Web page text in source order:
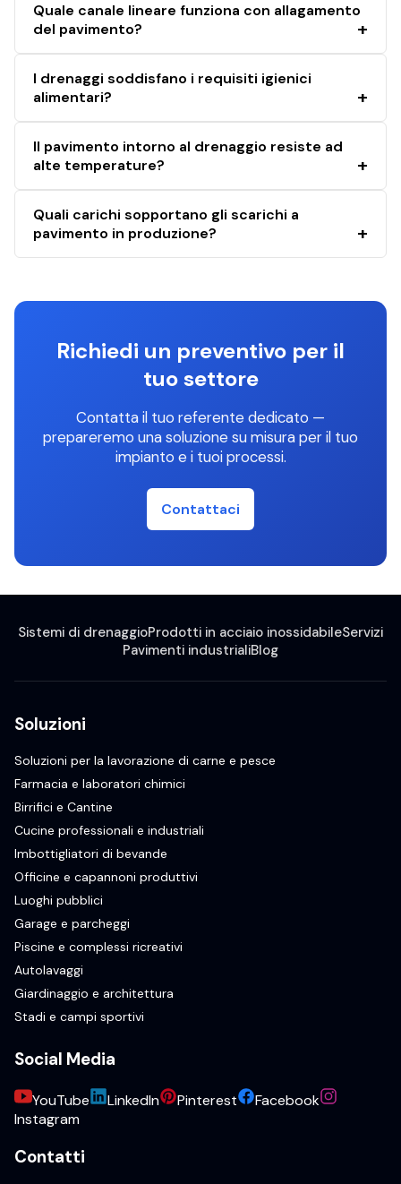
Quale canale lineare funziona con allagamento
del pavimento?
I drenaggi soddisfano i requisiti igienici
alimentari?
Il pavimento intorno al drenaggio resiste ad
alte temperature?
Quali carichi sopportano gli scarichi a
pavimento in produzione?
Richiedi un preventivo per il
tuo settore
Contatta il tuo referente dedicato —
prepareremo una soluzione su misura per il tuo
impianto e i tuoi processi.
Contattaci
Sistemi di drenaggioProdotti in acciaio inossidabileServizi
Pavimenti industrialiBlog
Soluzioni
Soluzioni per la lavorazione di carne e pesce
Farmacia e laboratori chimici
Birrifici e Cantine
Cucine professionali e industriali
Imbottigliatori di bevande
Officine e capannoni produttivi
Luoghi pubblici
Garage e parcheggi
Piscine e complessi ricreativi
Autolavaggi
Giardinaggio e architettura
Stadi e campi sportivi
Social Media
YouTube LinkedIn Pinterest
Facebook
Instagram
Contatti